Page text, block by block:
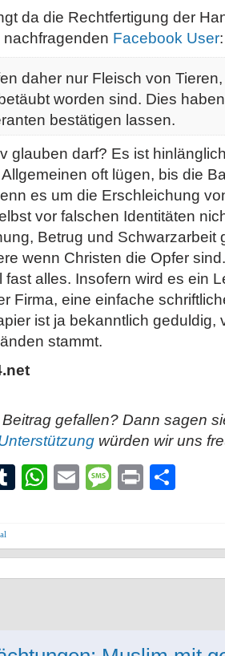
da die Rechtfertigung der
Facebook User:
daher nur Fleisch von
worden sind. Dies
bestätigen lassen.
glauben darf? Es ist
oft lügen, bis die
es um die Erschleichung
vor falschen Identitäten
Betrug und Schwarzarbeit
wenn Christen die Opfer
fast alles. Insofern wird es ein
Firma, eine einfache
ist ja bekanntlich geduldig,
stammt.
gefallen? Dann sagen
würden wir uns
Tumblr
WhatsApp
EmailMessage
Print